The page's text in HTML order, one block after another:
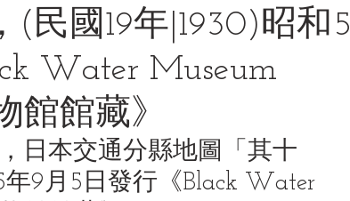
民國19年|1930)昭和5
Water Museum
館館藏》
，日本交通分縣地圖「其十
年9月5日發行《Black Water